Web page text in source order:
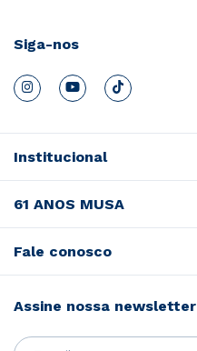
Siga-nos
Institucional
61 ANOS MUSA
Fale conosco
Assine nossa newsletter